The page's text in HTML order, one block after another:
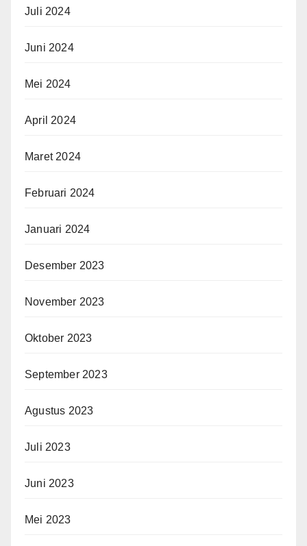
Juli 2024
Juni 2024
Mei 2024
April 2024
Maret 2024
Februari 2024
Januari 2024
Desember 2023
November 2023
Oktober 2023
September 2023
Agustus 2023
Juli 2023
Juni 2023
Mei 2023